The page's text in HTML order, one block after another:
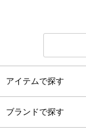
アイテムで探す
ブランドで探す